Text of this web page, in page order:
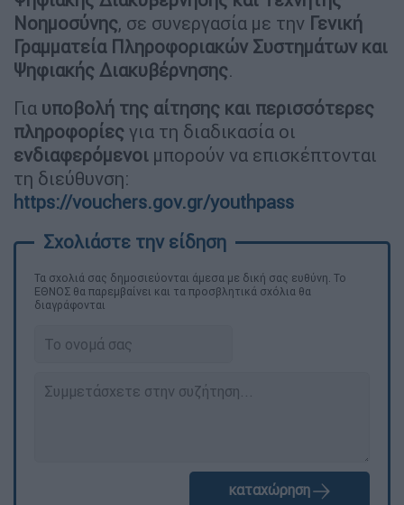
Νοημοσύνης, σε συνεργασία με την Γενική
Γραμματεία Πληροφοριακών Συστημάτων και
Ψηφιακής Διακυβέρνησης.
Για υποβολή της αίτησης και περισσότερες
πληροφορίες για τη διαδικασία οι
ενδιαφερόμενοι μπορούν να επισκέπτονται
τη διεύθυνση:
https://vouchers.gov.gr/youthpass
Τα σχολιά σας δημοσιεύονται άμεσα με δική σας ευθύνη. Το
ΕΘΝΟΣ θα παρεμβαίνει και τα προσβλητικά σχόλια θα
διαγράφονται
καταχώρηση